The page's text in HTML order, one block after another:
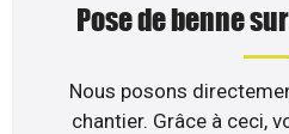
Pose de benne
Nous posons
chantier. Grâce à ceci,